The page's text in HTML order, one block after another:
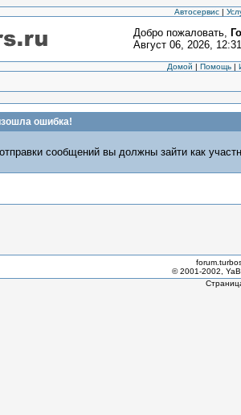
Автосервис |
Добро пожаловать,
Август 06, 2026,
Домой | Помощь |
ошибка!
сообщений вы должны зайти как
© 2001-2002,